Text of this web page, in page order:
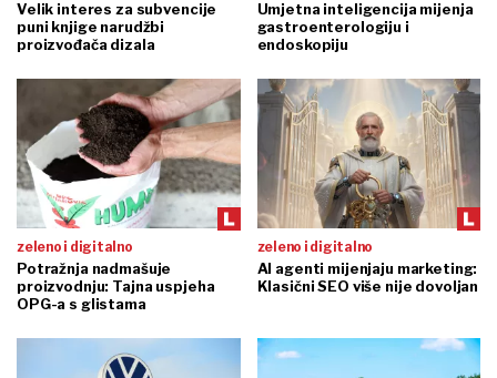
Velik interes za subvencije
puni knjige narudžbi
proizvođača dizala
Umjetna inteligencija mijenja
gastroenterologiju i
endoskopiju
zeleno i digitalno
Potražnja nadmašuje
proizvodnju: Tajna uspjeha
OPG-a s glistama
zeleno i digitalno
AI agenti mijenjaju marketing:
Klasični SEO više nije dovoljan